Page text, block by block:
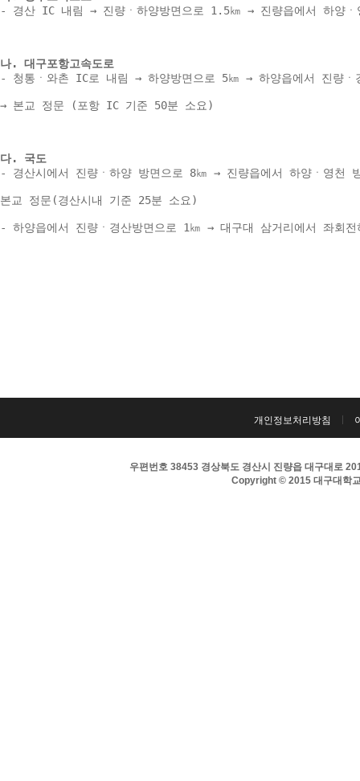
- 경산 IC 내림 → 진량ㆍ하양방면으로 1.5㎞ → 진량읍에서 하양
나. 대구포항고속도로
- 청통ㆍ와촌 IC로 내림 → 하양방면으로 5㎞ → 하양읍에서 진량
→ 본교 정문 (포항 IC 기준 50분 소요)
다. 국도
- 경산시에서 진량ㆍ하양 방면으로 8㎞ → 진량읍에서 하양ㆍ영
본교 정문(경산시내 기준 25분 소요)
- 하양읍에서 진량ㆍ경산방면으로 1㎞ → 대구대 삼거리에서 좌
개인정보처리방침
우편번호 38453 경상북도 경산시 진량읍 대구대로
Copyright © 2015 대구대학